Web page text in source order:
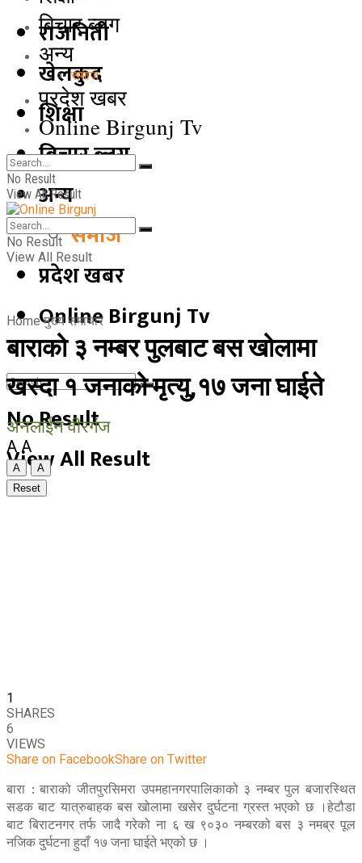
राजनिती
खेलकुद
शिक्षा
बिचार ब्लग
अन्य
समाज
प्रदेश खबर
Online Birgunj Tv
No Result
View All Result
बिचार ब्लग
अन्य
समाज
प्रदेश खबर
Online Birgunj Tv
No Result
View All Result
No Result
View All Result
Home मुख्य समाचार
बाराको ३ नम्बर पुलबाट बस खोलामा
खस्दा १ जनाको मृत्यु,१७ जना घाईते
अनलाईन वीरगंज
A A
A
A
Reset
1
SHARES
6
VIEWS
Share on FacebookShare on Twitter
बारा : बाराको जीतपुरसिमरा उपमहानगरपालिकाको ३ नम्बर पुल बजारस्थित
सडक बाट यात्रुबाहक बस खोलामा खसेर दुर्घटना ग्रस्त भएको छ ।हेटौडा
बाट बिराटनगर तर्फ जादै गरेको ना ६ ख ९०३० नम्बरको बस ३ नमब्र पूल
नजिक दुर्घटना हुदाँ १७ जना घाईते भएको छ ।